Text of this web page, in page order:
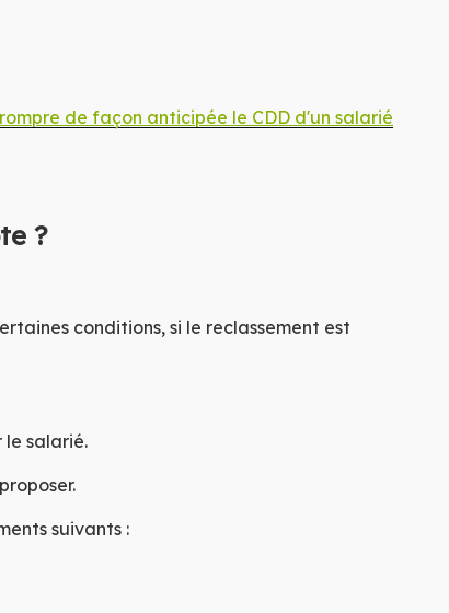
de façon anticipée le CDD d'un salarié
?
conditions, si le reclassement est
le salarié.
suivants :